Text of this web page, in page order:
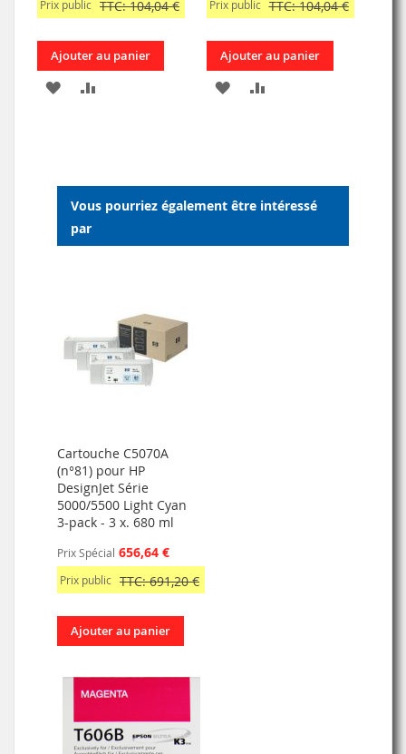
Prix public TTC: 104,04 €
Ajouter au panier
AJOUTER
D’ENVIE
Prix public TTC: 104,04 €
Ajouter au panier
AJOUTER
D’ENVIE
Vous pourriez également être intéressé
par
Cartouche C5070A
(n°81) pour HP
DesignJet Série
5000/5500 Light Cyan
3-pack - 3 x. 680 ml
Prix Spécial 656,64 €
Prix public TTC: 691,20 €
Ajouter au panier